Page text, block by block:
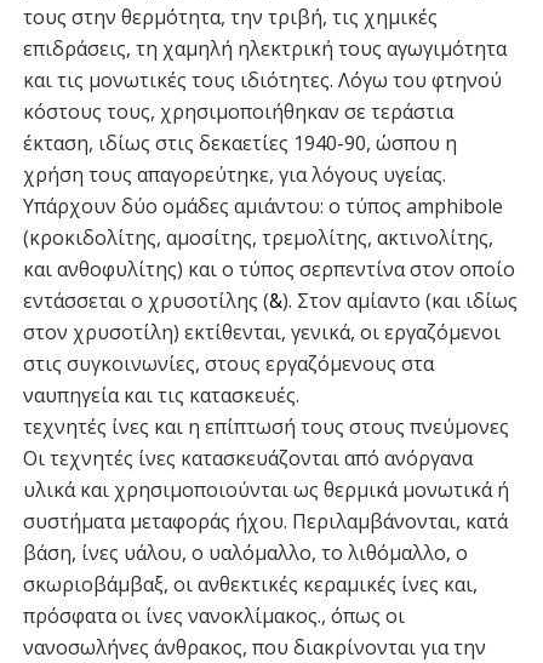
τους στην θερμότητα, την τριβή, τις χημικές
επιδράσεις, τη χαμηλή ηλεκτρική τους αγωγιμότητα
και τις μονωτικές τους ιδιότητες. Λόγω του φτηνού
κόστους τους, χρησιμοποιήθηκαν σε τεράστια
έκταση, ιδίως στις δεκαετίες 1940-90, ώσπου η
χρήση τους απαγορεύτηκε, για λόγους υγείας.
Υπάρχουν δύο ομάδες αμιάντου: ο τύπος amphibole
(κροκιδολίτης, αμοσίτης, τρεμολίτης, ακτινολίτης,
και ανθοφυλίτης) και ο τύπος σερπεντίνα στον οποίο
εντάσσεται ο χρυσοτίλης (&). Στον αμίαντο (και ιδίως
στον χρυσοτίλη) εκτίθενται, γενικά, οι εργαζόμενοι
στις συγκοινωνίες, στους εργαζόμενους στα
ναυπηγεία και τις κατασκευές.
τεχνητές ίνες και η επίπτωσή τους στους πνεύμονες
Οι τεχνητές ίνες κατασκευάζονται από ανόργανα
υλικά και χρησιμοποιούνται ως θερμικά μονωτικά ή
συστήματα μεταφοράς ήχου. Περιλαμβάνονται, κατά
βάση, ίνες υάλου, ο υαλόμαλλο, το λιθόμαλλο, ο
σκωριοβάμβαξ, οι ανθεκτικές κεραμικές ίνες και,
πρόσφατα οι ίνες νανοκλίμακος., όπως οι
νανοσωλήνες άνθρακος, που διακρίνονται για την